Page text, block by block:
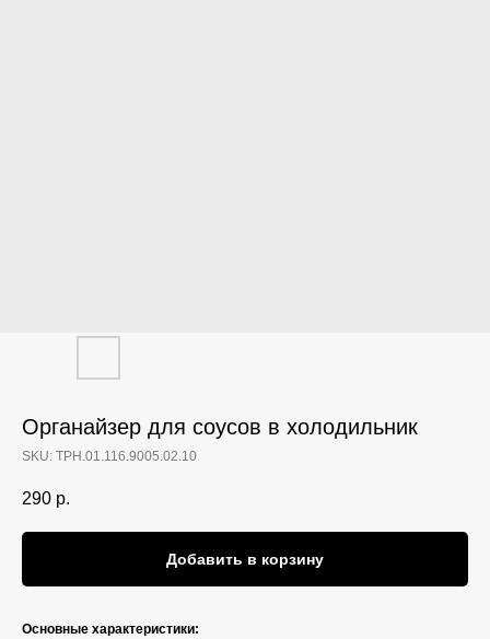
Органайзер для соусов в холодильник
SKU: ТРН.01.116.9005.02.10
290 р.
Добавить в корзину
Основные характеристики: